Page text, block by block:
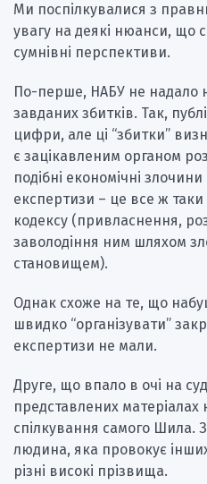
Ми поспілкувалися з
увагу на деякі нюанси, що
сумнівні перспективи.
По-перше, НАБУ не надало
завданих збитків. Так,
цифри, але ці “збитки”
є зацікавленим органом
подібні економічні
експертизи – це все ж таки
кодексу (привласнення,
заволодіння ним шляхом
становищем).
Однак схоже на те, що
швидко “організувати”
експертизи не мали.
Друге, що впало в очі на
представлених матеріалах
спілкування самого Шила.
людина, яка провокує
різні високі прізвища.